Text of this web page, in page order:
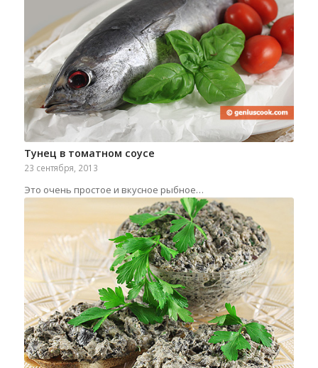
Тунец в томатном соусе
23 сентября, 2013
Это очень простое и вкусное рыбное…